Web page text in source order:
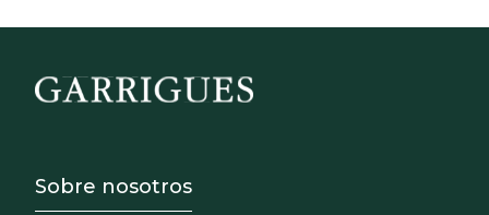
Footer - Sobre Nosotros
Sobre nosotros